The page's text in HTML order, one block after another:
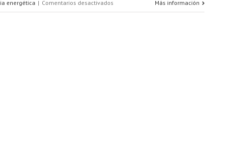
energética | Comentarios desactivados Más información